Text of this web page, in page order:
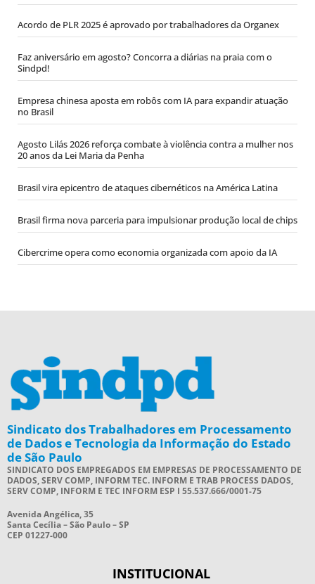
Acordo de PLR 2025 é aprovado por trabalhadores da Organex
Faz aniversário em agosto? Concorra a diárias na praia com o
Sindpd!
Empresa chinesa aposta em robôs com IA para expandir atuação
no Brasil
Agosto Lilás 2026 reforça combate à violência contra a mulher nos
20 anos da Lei Maria da Penha
Brasil vira epicentro de ataques cibernéticos na América Latina
Brasil firma nova parceria para impulsionar produção local de chips
Cibercrime opera como economia organizada com apoio da IA
Sindicato dos Trabalhadores em Processamento
de Dados e Tecnologia da Informação do Estado
de São Paulo
SINDICATO DOS EMPREGADOS EM EMPRESAS DE PROCESSAMENTO DE
DADOS, SERV COMP, INFORM TEC. INFORM E TRAB PROCESS DADOS,
SERV COMP, INFORM E TEC INFORM ESP I 55.537.666/0001-75
Avenida Angélica, 35
Santa Cecília – São Paulo – SP
CEP 01227-000
INSTITUCIONAL